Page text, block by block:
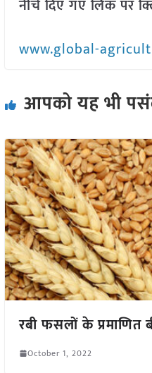
नीचे दिए गए लिंक पर
www.global-
आपको यह भी
रबी फसलों के प्रमाणित
October 1, 2022